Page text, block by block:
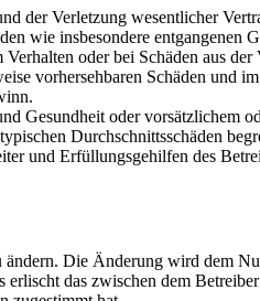
der Verletzung wesentlicher
wie insbesondere entgangenen
oder bei Schäden aus
vorhersehbaren Schäden und
oder vorsätzlichem
Durchschnittsschäden
und Erfüllungsgehilfen des
Die Änderung wird dem
das zwischen dem